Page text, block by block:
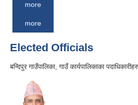
more
more
Elected Officials
बन्दिपुर गाउँपालिका, गाउँ कार्यपालिकाका